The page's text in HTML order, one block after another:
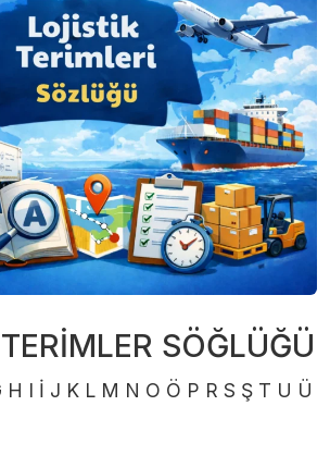
SÖĞLÜĞÜ
H I İ J K L M N O Ö P R S Ş T U Ü